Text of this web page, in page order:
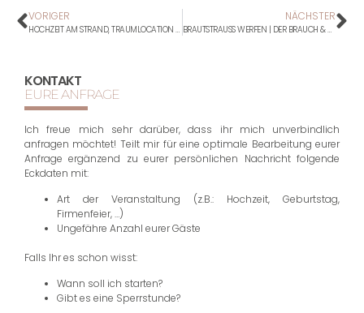
VORIGER
HOCHZEIT AM STRAND, TRAUMLOCATION TREIBSAND IN HALTERN AM SEE
NÄCHSTER
BRAUTSTRAUSS WERFEN | DER BRAUCH & ALTERNATIVEN, TIPPS + PASSENDE SONGS
KONTAKT
EURE ANFRAGE
Ich freue mich sehr darüber, dass ihr mich unverbindlich
anfragen möchtet! Teilt mir für eine optimale Bearbeitung eurer
Anfrage ergänzend zu eurer persönlichen Nachricht folgende
Eckdaten mit:
Art der Veranstaltung (z.B.: Hochzeit, Geburtstag,
Firmenfeier, …)
Ungefähre Anzahl eurer Gäste
Falls Ihr es schon wisst:
Wann soll ich starten?
Gibt es eine Sperrstunde?